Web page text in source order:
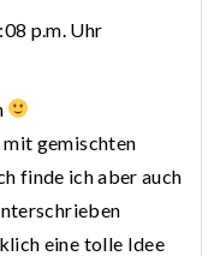
p.m. Uhr
mit gemischten
finde ich aber auch
eine tolle Idee